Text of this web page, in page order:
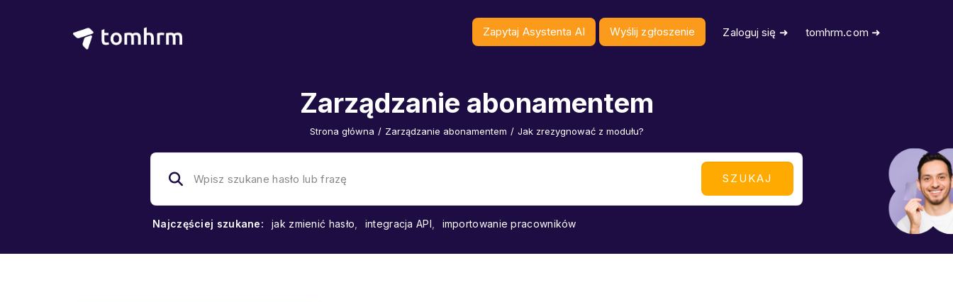
Zapytaj Asystenta AI Wyślij zgłoszenie Zaloguj się ➜ tomhrm.com ➜
Zarządzanie abonamentem
Strona główna / Zarządzanie abonamentem / Jak zrezygnować z modułu?
Najczęściej szukane: jak zmienić hasło integracja API importowanie pracowników